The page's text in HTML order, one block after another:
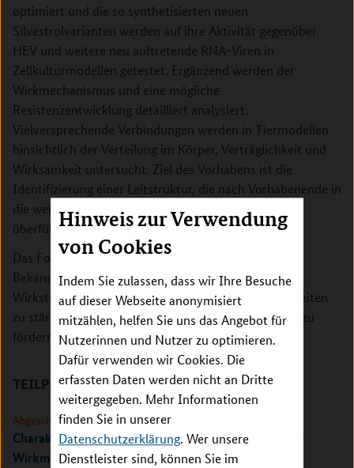
Hinweis zur Verwendung
von Cookies
Indem Sie zulassen, dass wir Ihre Besuche
auf dieser Webseite anonymisiert
mitzählen, helfen Sie uns das Angebot für
Nutzerinnen und Nutzer zu optimieren.
Dafür verwenden wir Cookies. Die
erfassten Daten werden nicht an Dritte
weitergegeben. Mehr Informationen
finden Sie in unserer
Datenschutzerklärung. Wer unsere
Dienstleister sind, können Sie im
optimiert und die so synthetisierten neuen
Silvestrolvarianten werden auf ihre Aktivität gegenüber
HEV und weitere neu auftretende RNA-Viren in
Zellkulturmodellen getestet. Ergänzend werden der
Wirkmechanismus und eine mögliche
Resistenzentwicklung detailliert analysiert.
Vielversprechende Verbindungen werden in Tiermodellen
hinsichtlich der Verteilung im Körper, Verträglichkeit und
Wirksamkeit untersucht. Ziel des Vorhabens ist die
Identifizierung einer Leitstruktur, die nach Vorhabenende in
die weitere präklinische und klinische Entwicklung
überführt werden kann.
Das Forschungsvorhaben trägt somit im Sinne der
Bekanntmachung dazu bei, die naturstoffbasierte
Wirkstoffforschung im Bereich der Infektionskrankheiten
zu stärken und die Entwicklung neuer Medikamente zu
fördern.
TEILPROJEKTE
Abgeschlossen
Charakterisierung des antiviralen Potenzials und der
Wirkmechanismen der Silvestrol-Derivate